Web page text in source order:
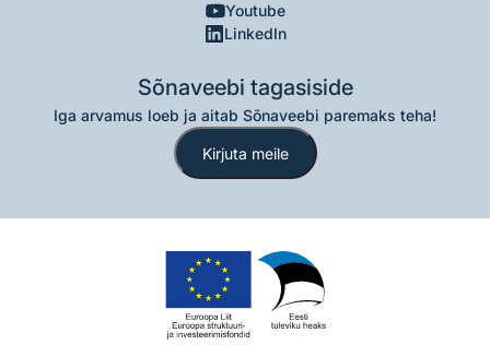
Youtube
LinkedIn
Sõnaveebi tagasiside
Iga arvamus loeb ja aitab Sõnaveebi paremaks teha!
Kirjuta meile